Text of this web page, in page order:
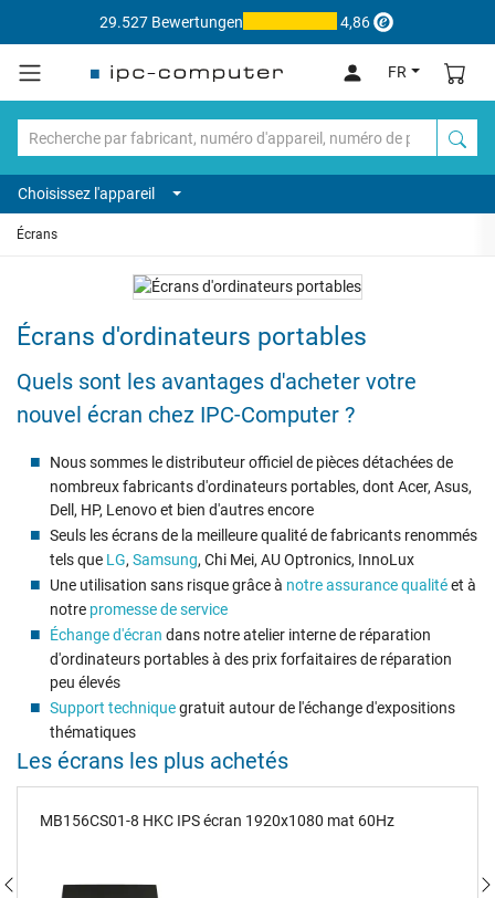
29.527 Bewertungen 4,86
FR
Choisissez l'appareil
Écrans
Écrans d'ordinateurs portables
Quels sont les avantages d'acheter votre
nouvel écran chez IPC-Computer ?
Nous sommes le distributeur officiel de pièces détachées de
nombreux fabricants d'ordinateurs portables, dont Acer, Asus,
Dell, HP, Lenovo et bien d'autres encore
Seuls les écrans de la meilleure qualité de fabricants renommés
tels que LG, Samsung, Chi Mei, AU Optronics, InnoLux
Une utilisation sans risque grâce à notre assurance qualitéet à
notre promesse de service
Échange d'écran dans notre atelier interne de réparation
d'ordinateurs portables à des prix forfaitaires de réparation
peu élevés
Support techniquegratuit autour de l'échange d'expositions
thématiques
Les écrans les plus achetés
MB156CS01-8 HKC IPS écran 1920x1080 mat 60Hz